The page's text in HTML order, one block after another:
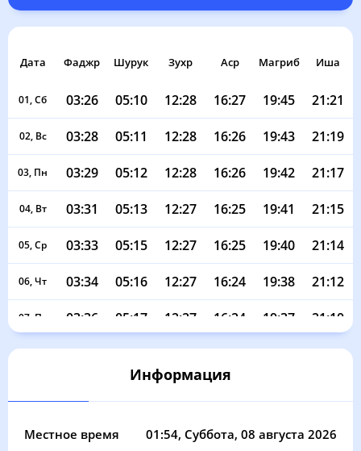
Дата Фаджр Шурук Зухр Аср Магриб Иша
01, Сб 03:26 05:10 12:28 16:27 19:45 21:21
02, Вс 03:28 05:11 12:28 16:26 19:43 21:19
03, Пн 03:29 05:12 12:28 16:26 19:42 21:17
04, Вт 03:31 05:13 12:27 16:25 19:41 21:15
05, Ср 03:33 05:15 12:27 16:25 19:40 21:14
06, Чт 03:34 05:16 12:27 16:24 19:38 21:12
07, Пт 03:36 05:17 12:27 16:24 19:37 21:10
03:38 05:18 12:27 16:23 19:36 21:08
05:20 12:27 16:22 21:04
Информация
Местное время 01:54, Суббота, 08 августа 2026